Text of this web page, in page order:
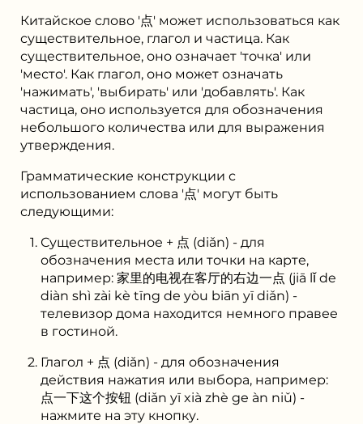
Китайское слово '点' может использоваться как
существительное, глагол и частица. Как
существительное, оно означает 'точка' или
'место'. Как глагол, оно может означать
'нажимать', 'выбирать' или 'добавлять'. Как
частица, оно используется для обозначения
небольшого количества или для выражения
утверждения.
Грамматические конструкции с
использованием слова '点' могут быть
следующими:
Существительное + 点 (diǎn) - для
обозначения места или точки на карте,
например: 家里的电视在客厅的右边一点 (jiā lǐ de
diàn shì zài kè tīng de yòu biān yī diǎn) -
телевизор дома находится немного правее
в гостиной.
Глагол + 点 (diǎn) - для обозначения
действия нажатия или выбора, например:
点一下这个按钮 (diǎn yī xià zhè ge àn niǔ) -
нажмите на эту кнопку.